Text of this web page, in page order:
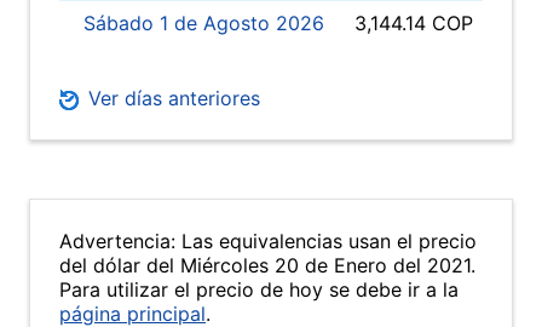
Sábado 1 de Agosto 2026 3,144.14 COP
Ver días anteriores
Advertencia: Las equivalencias usan el precio
del dólar del Miércoles 20 de Enero del 2021.
Para utilizar el precio de hoy se debe ir a la
página principal.